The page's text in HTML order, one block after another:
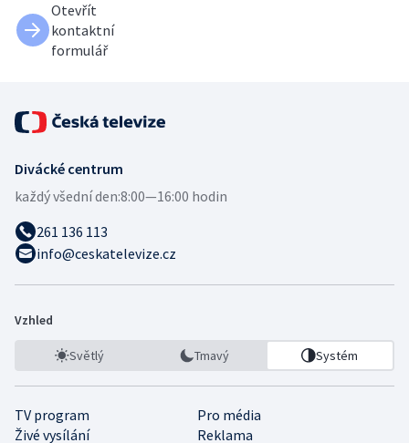
Otevřít
kontaktní
formulář
Divácké centrum
každý všední den:8:00—16:00 hodin
261 136 113
info@ceskatelevize.cz
Vzhled
Světlý Tmavý Systém
TV program
Pro média
Živé vysílání
Reklama